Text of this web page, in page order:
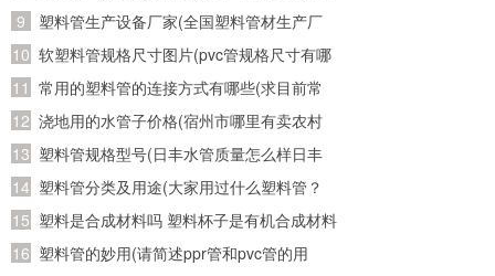
十大品牌榜中榜，2011年管业十大品牌？)
塑料管生产设备厂家(全国塑料管材生产厂
家有哪些知名的)
软塑料管规格尺寸图片(pvc管规格尺寸有哪
几种？主要是直径是多少？)
常用的塑料管的连接方式有哪些(求目前常
用塑料管材的接口方式以及使用范围)
浇地用的水管子价格(宿州市哪里有卖农村
使用灌溉土地的水管，质量如何？大概多少
钱一米？请知道的朋友能告诉我..急急
急、、、)
塑料管规格型号(日丰水管质量怎么样日丰
水管哪个颜色日丰水管多少钱一米)
塑料管分类及用途(大家用过什么塑料管？
PE的？PVC的？PPR的？)
塑料是合成材料吗 塑料杯子是有机合成材料
制成的么
塑料管的妙用(请简述ppr管和pvc管的用